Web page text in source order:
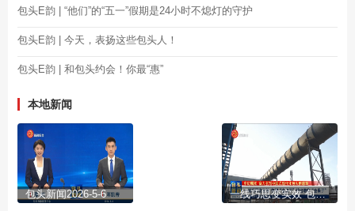
包头E韵 | “他们”的“五一”假期是24小时不熄灯的守护
包头E韵 | 今天，表扬这些包头人！
包头E韵 | 和包头约会！你最“惠”
本地新闻
包头新闻2026-5-6 一线巧思变实效 包钢“金点子”结出增收“金果子”